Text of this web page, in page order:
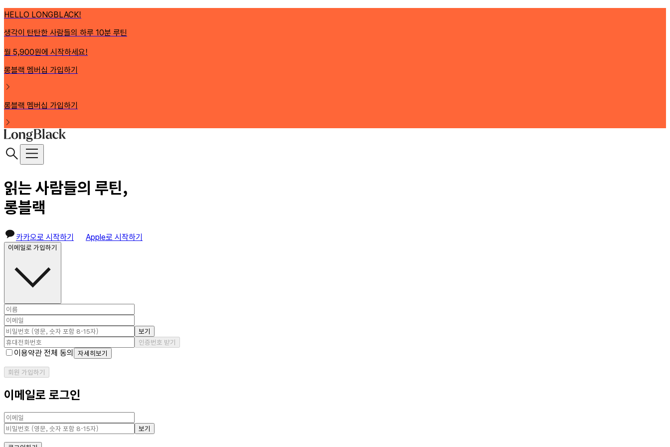
HELLO LONGBLACK!
생각이 탄탄한 사람들의 하루 10분 루틴
월 5,900원에 시작하세요!
롱블랙 멤버십 가입하기
롱블랙 멤버십 가입하기
읽는 사람들의 루틴,
롱블랙
카카오로 시작하기 Apple로 시작하기
이메일로 가입하기
보기
인증번호 받기
이용약관 전체 동의 자세히보기
회원 가입하기
이메일로 로그인
보기